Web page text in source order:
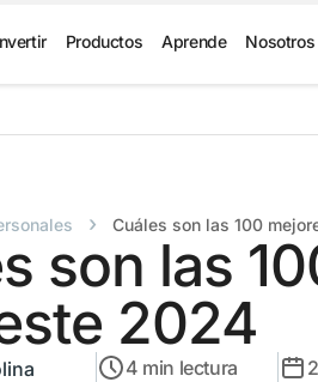
Productos Aprende Nosotros
› Cuáles son las 100
son las
2024
4 min lectura